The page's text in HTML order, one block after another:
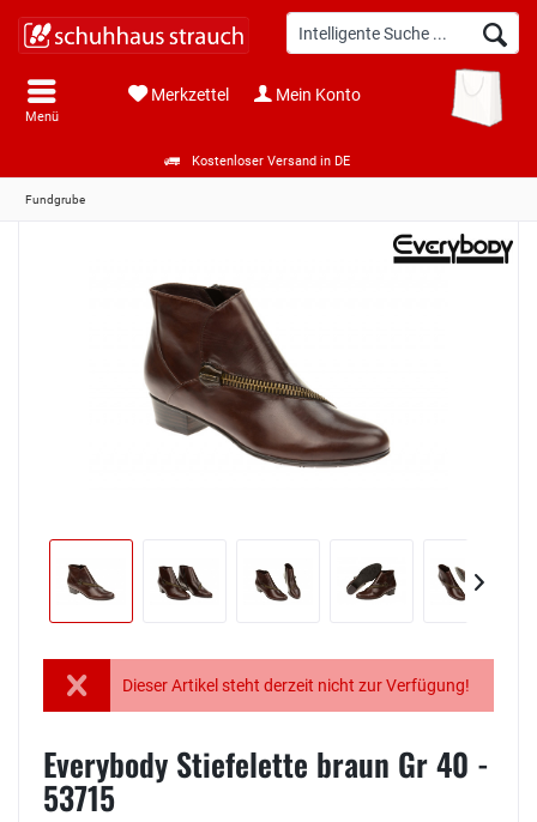
Kostenloser Versand in DE
Menü
Merkzettel Mein Konto
Fundgrube
Dieser Artikel steht derzeit nicht zur Verfügung!
Everybody Stiefelette braun Gr 40 -
53715